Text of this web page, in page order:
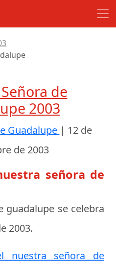
de
2003
Guadalupe | 12 de
de 2003
señora de
guadalupe se celebra
2003.
nuestra señora de